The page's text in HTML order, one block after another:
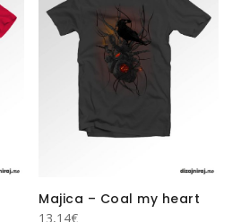
Majica – Coal my heart
13,14€